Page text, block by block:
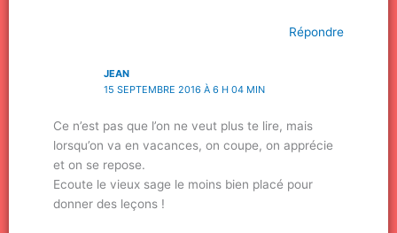
Répondre
JEAN
15 SEPTEMBRE 2016 À 6 H 04 MIN
Ce n’est pas que l’on ne veut plus te lire, mais
lorsqu’on va en vacances, on coupe, on apprécie
et on se repose.
Ecoute le vieux sage le moins bien placé pour
donner des leçons !